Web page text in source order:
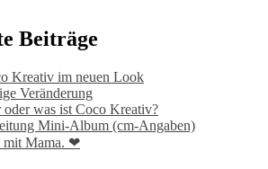
Beiträge
Kreativ im neuen Look
Veränderung
oder was ist Coco Kreativ?
Mini-Album (cm-Angaben)
mit Mama. ❤